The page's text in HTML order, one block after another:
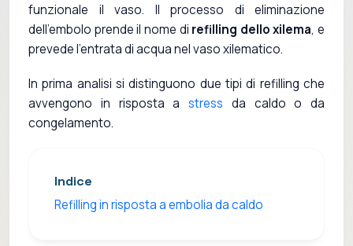
funzionale il vaso. Il processo di eliminazione
dell'embolo prende il nome di refilling dello xilema, e
prevede l'entrata di acqua nel vaso xilematico.
In prima analisi si distinguono due tipi di refilling che
avvengono in risposta a stress da caldo o da
congelamento.
Indice
Refilling in risposta a embolia da caldo